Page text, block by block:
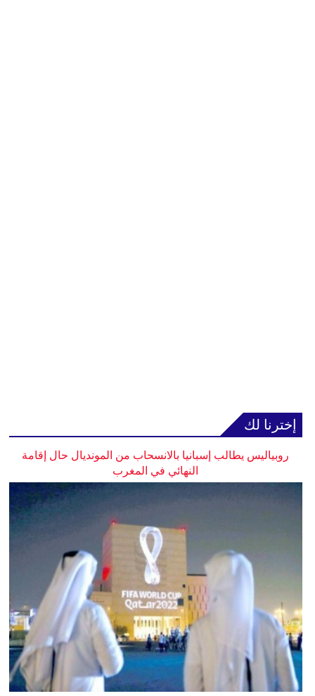
إخترنا لك
روبياليس يطالب إسبانيا بالانسحاب من المونديال حال إقامة
النهائي في المغرب